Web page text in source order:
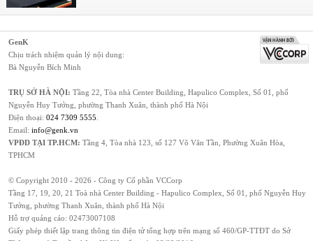
GenK
Chịu trách nhiệm quản lý nội dung:
Bà Nguyễn Bích Minh
TRỤ SỞ HÀ NỘI: Tầng 22, Tòa nhà Center Building, Hapulico Complex, Số 01, phố
Nguyễn Huy Tưởng, phường Thanh Xuân, thành phố Hà Nội
Điện thoại: 024 7309 5555.
Email: info@genk.vn
VPĐD TẠI TP.HCM: Tầng 4, Tòa nhà 123, số 127 Võ Văn Tần, Phường Xuân Hòa,
TPHCM
© Copyright 2010 - 2026 - Công ty Cổ phần VCCorp
Tầng 17, 19, 20, 21 Toà nhà Center Building - Hapulico Complex, Số 01, phố Nguyễn Huy
Tưởng, phường Thanh Xuân, thành phố Hà Nội
Hỗ trợ quảng cáo: 02473007108
Giấy phép thiết lập trang thông tin điện tử tổng hợp trên mạng số 460/GP-TTĐT do Sở